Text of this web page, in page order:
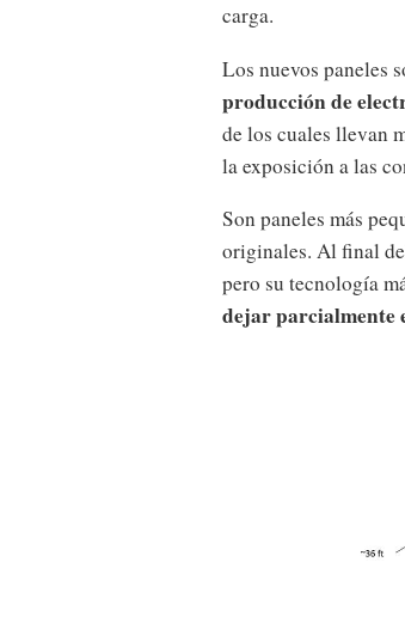
carga.
Los nuevos paneles
producción de
de los cuales llevan
la exposición a las
Son paneles más
originales. Al final
pero su tecnología
dejar parcialmente